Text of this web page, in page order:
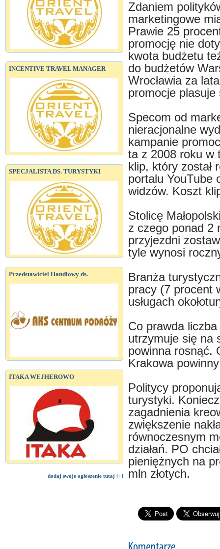
INCENTIVE TRAVEL MANAGER
SPECJALISTA DS. TURYSTYKI
Przedstawiciel Handlowy ds.
ITAKA WEJHEROWO
dodaj swoje ogłoszenie tutaj [+]
Zdaniem
marketingowe
Prawie 25
promocję nie
kwota budżetu
do budżetów
Wrocławia za
promocje
Specom od
nieracjonalne
kampanie
ta z 2008 roku w
klip, który został
portalu YouTube
widzów. Koszt
Stolicę
z czego ponad 2
przyjezdni
tyle wynosi
Branża
pracy (7 procent
usługach
Co prawda
utrzymuje się na
powinna rosnąć.
Krakowa
Politycy
turystyki.
zagadnienia
zwiększenie
równoczesnym
działań. PO
pieniężnych na
mln złotych.